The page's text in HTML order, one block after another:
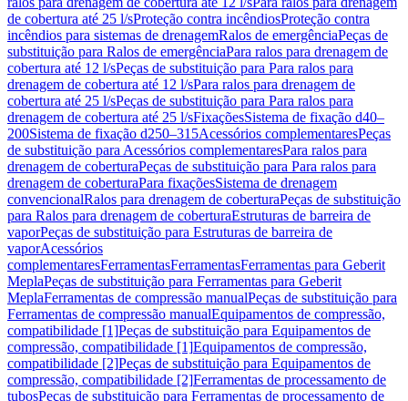
de cobertura até 25 l/sProteção contra incêndiosProteção contra
incêndios para sistemas de drenagemRalos de emergênciaPeças de
substituição para Ralos de emergênciaPara ralos para drenagem de
cobertura até 12 l/sPeças de substituição para Para ralos para
drenagem de cobertura até 12 l/sPara ralos para drenagem de
cobertura até 25 l/sPeças de substituição para Para ralos para
drenagem de cobertura até 25 l/sFixaçõesSistema de fixação d40–
200Sistema de fixação d250–315Acessórios complementaresPeças
de substituição para Acessórios complementaresPara ralos para
drenagem de coberturaPeças de substituição para Para ralos para
drenagem de coberturaPara fixaçõesSistema de drenagem
convencionalRalos para drenagem de coberturaPeças de substituição
para Ralos para drenagem de coberturaEstruturas de barreira de
vaporPeças de substituição para Estruturas de barreira de
vaporAcessórios
complementaresFerramentasFerramentasFerramentas para Geberit
MeplaPeças de substituição para Ferramentas para Geberit
MeplaFerramentas de compressão manualPeças de substituição para
Ferramentas de compressão manualEquipamentos de compressão,
compatibilidade [1]Peças de substituição para Equipamentos de
compressão, compatibilidade [1]Equipamentos de compressão,
compatibilidade [2]Peças de substituição para Equipamentos de
compressão, compatibilidade [2]Ferramentas de processamento de
tubosPeças de substituição para Ferramentas de processamento de